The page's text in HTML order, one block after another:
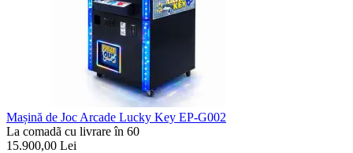
Mașină de Joc Arcade Lucky Key EP-G002
La comadã cu livrare în 60
15.900,00 Lei